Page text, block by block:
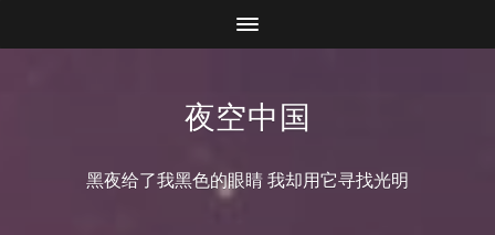
夜空中国
黑夜给了我黑色的眼睛 我却用它寻找光明